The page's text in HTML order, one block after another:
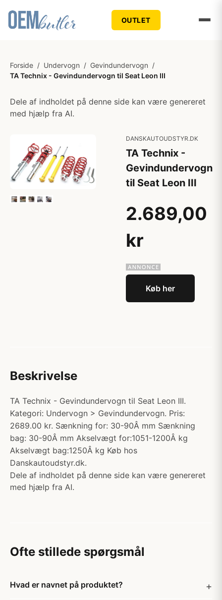
OUTLET
Forside / Undervogn / Gevindundervogn /
TA Technix - Gevindundervogn til Seat Leon III
Dele af indholdet på denne side kan være genereret
med hjælp fra AI.
DANSKAUTOUDSTYR.DK
TA Technix -
Gevindundervogn
til Seat Leon III
2.689,00
kr
Køb her
Beskrivelse
TA Technix - Gevindundervogn til Seat Leon III.
Kategori: Undervogn > Gevindundervogn. Pris:
2689.00 kr. Sænkning for: 30-90Â mm Sænkning
bag: 30-90Â mm Akselvægt for:1051-1200Â kg
Akselvægt bag:1250Â kg Køb hos
Danskautoudstyr.dk.
Dele af indholdet på denne side kan være genereret
med hjælp fra AI.
Ofte stillede spørgsmål
Hvad er navnet på produktet?